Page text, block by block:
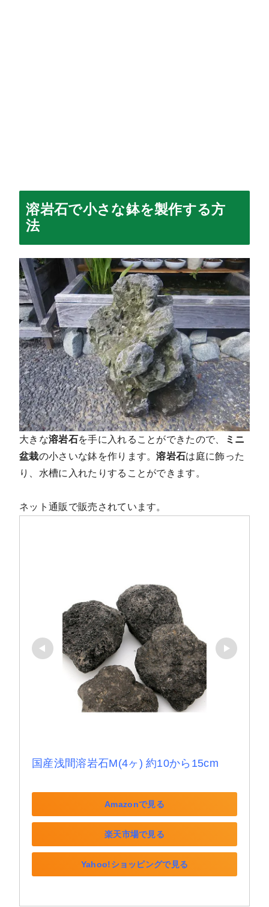
溶岩石で小さな鉢を製作する方
法
大きな溶岩石を手に入れることができたので、
ミニ
盆栽の小さいな鉢を作ります。溶岩石は庭に飾った
り、水槽に入れたりすることができます。
ネット通販で販売されています。
国産浅間溶岩石M(4ヶ) 約10から15cm
Amazonで見る
楽天市場で見る
Yahoo!ショッピングで見る